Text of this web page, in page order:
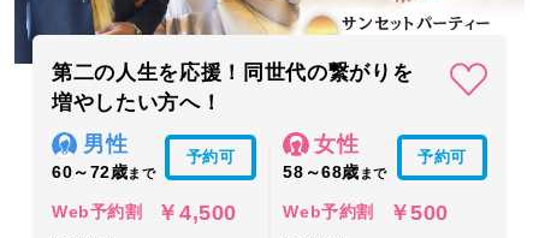
第二の人生を応援！同世代の繋がりを
増やしたい方へ！
男性
60～72歳まで
予約可
Web予約割 ￥4,500
女性
58～68歳 まで
予約可
Web予約割 ￥500